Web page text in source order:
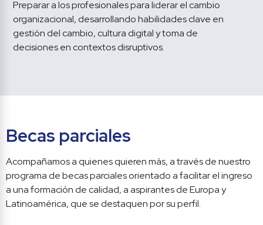
Preparar a los profesionales para liderar el cambio
organizacional, desarrollando habilidades clave en
gestión del cambio, cultura digital y toma de
decisiones en contextos disruptivos.
Becas parciales
Acompañamos a quienes quieren más, a través de nuestro
programa de becas parciales orientado a facilitar el ingreso
a una formación de calidad, a aspirantes de Europa y
Latinoamérica, que se destaquen por su perfil.